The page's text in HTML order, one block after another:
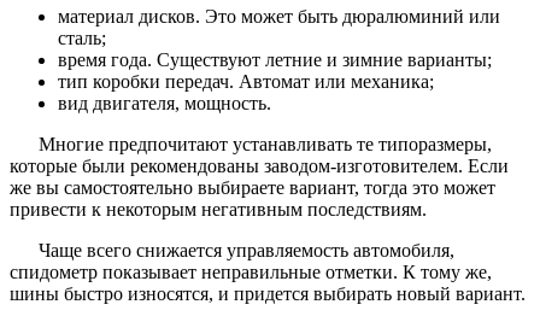
материал дисков. Это может быть дюралюминий или
сталь;
время года. Существуют летние и зимние варианты;
тип коробки передач. Автомат или механика;
вид двигателя, мощность.
Многие предпочитают устанавливать те типоразмеры,
которые были рекомендованы заводом-изготовителем. Если
же вы самостоятельно выбираете вариант, тогда это может
привести к некоторым негативным последствиям.
Чаще всего снижается управляемость автомобиля,
спидометр показывает неправильные отметки. К тому же,
шины быстро износятся, и придется выбирать новый вариант.